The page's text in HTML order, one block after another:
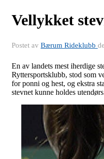
Vellykket
Postet av Bærum Rideklubb
En av landets mest iherdige
Ryttersportsklubb, stod som
for ponni og hest, og ekstra
stevnet kunne holdes